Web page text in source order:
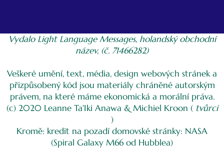
Vydalo Light Language Messages, holandský obchodní
název, (č. 71466282)
Veškeré umění, text, média, design webových stránek a
přizpůsobený kód jsou materiály chráněné autorským
právem, na které máme ekonomická a morální práva.
(c) 2020 Leanne Ta'Iki Anawa & Michiel Kroon ( tvůrci
)
Kromě: kredit na pozadí domovské stránky: NASA
(Spiral Galaxy M66 od Hubblea)